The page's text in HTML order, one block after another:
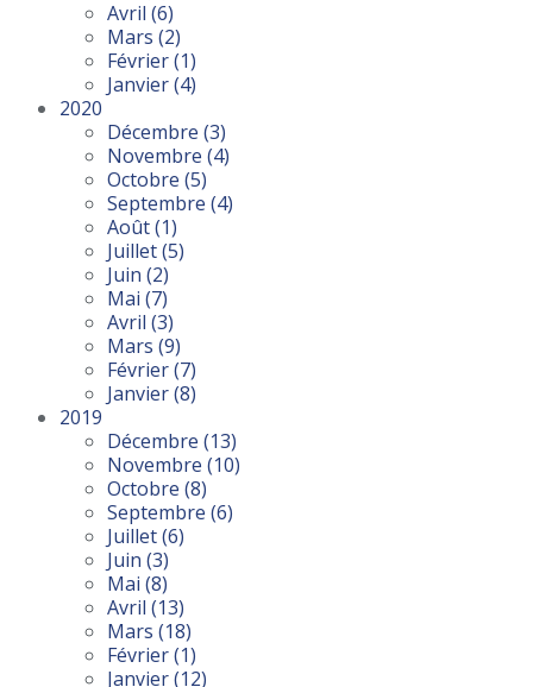
Avril (6)
Mars (2)
Février(1)
Janvier(4)
2020
Décembre (3)
Novembre (4)
Octobre (5)
Septembre (4)
Août(1)
Juillet(5)
Juin (2)
Mai (7)
Avril (3)
Mars (9)
Février(7)
Janvier(8)
2019
Décembre (13)
Novembre (10)
Octobre (8)
Septembre (6)
Juillet(6)
Juin (3)
Mai (8)
Avril (13)
Mars (18)
Février(1)
Janvier(12)